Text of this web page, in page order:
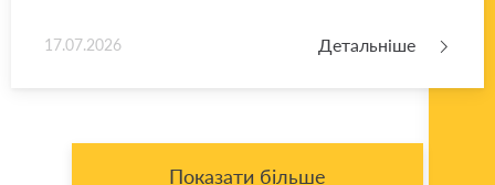
17.07.2026 Детальніше
Показати більше